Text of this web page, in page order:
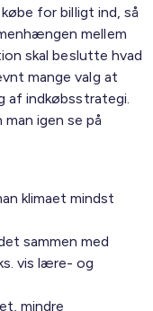
for billigt ind, så
mellem
skal beslutte hvad
mange valg at
indkøbsstrategi.
igen se på
klimaet mindst
sammen med
vis lære- og
mindre